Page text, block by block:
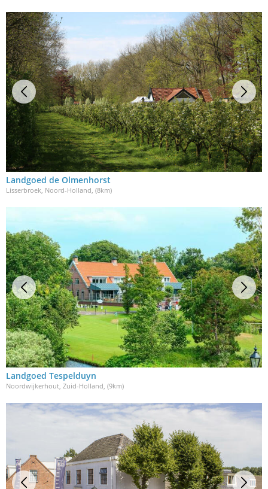
Landgoed de Olmenhorst
Lisserbroek, Noord-Holland, (8km)
Landgoed Tespelduyn
Noordwijkerhout, Zuid-Holland , (9km)